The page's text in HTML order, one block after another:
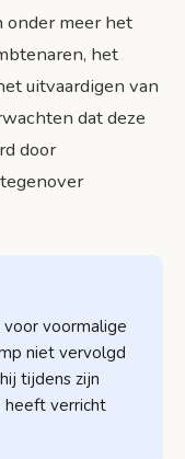
onder meer het
het
uitvaardigen van
dat deze
door
voormalige
niet vervolgd
tijdens zijn
verricht